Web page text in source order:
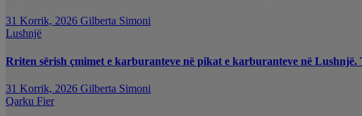
31 Korrik, 2026 Gilberta Simoni
Lushnjë
Rriten sërish çmimet e karburanteve në pikat e karburanteve në
31 Korrik, 2026 Gilberta Simoni
Qarku Fier